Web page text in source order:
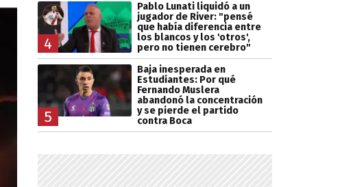
4
Pablo Lunati liquidó a un
jugador de River: "pensé
que había diferencia entre
los blancos y los 'otros',
pero no tienen cerebro"
5
Baja inesperada en
Estudiantes: Por qué
Fernando Muslera
abandonó la concentración
y se pierde el partido
contra Boca